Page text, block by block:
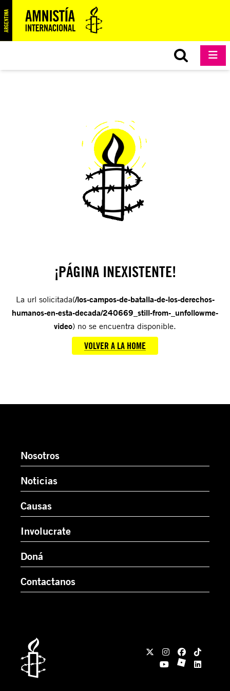
¡PÁGINA INEXISTENTE!
La url solicitada(/los-campos-de-batalla-de-los-derechos-
humanos-en-esta-decada/240669_still-from-_unfollowme-
video) no se encuentra disponible.
VOLVER A LA HOME
Nosotros
Noticias
Causas
Involucrate
Doná
Contactanos